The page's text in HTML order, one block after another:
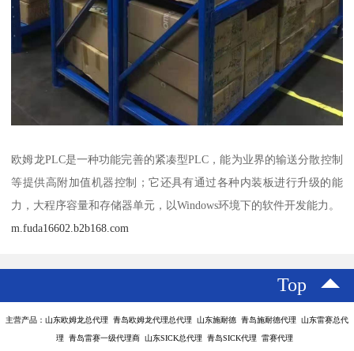
欧姆龙PLC是一种功能完善的紧凑型PLC，能为业界的输送分散控制
等提供高附加值机器控制；它还具有通过各种内装板进行升级的能
力，大程序容量和存储器单元，以Windows环境下的软件开发能力。
m.fuda16602.b2b168.com
Top
主营产品：山东欧姆龙总代理 青岛欧姆龙代理总代理 山东施耐德 青岛施耐德代理 山东雷赛总代
理 青岛雷赛一级代理商 山东SICK总代理 青岛SICK代理 雷赛代理